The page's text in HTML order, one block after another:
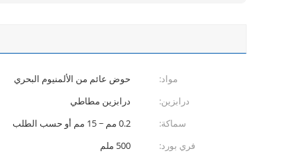
مواد: حوض عائم من الألمنيوم البحري
درابزين:
درابزين مطاطي
سماكة:
0.2 مم ~ 15 مم أو حسب الطلب
فري بورد:
500 ملم